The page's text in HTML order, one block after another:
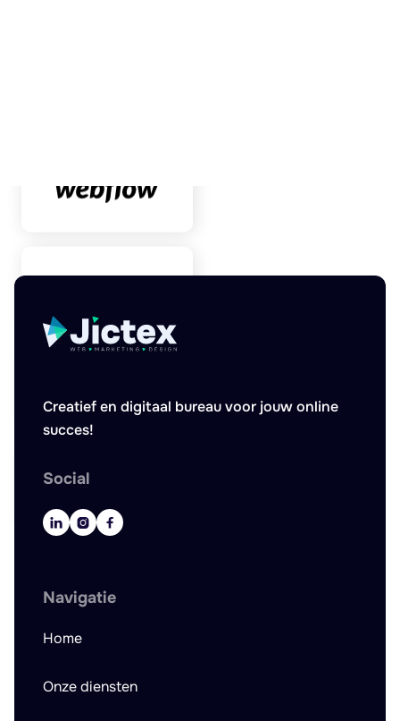
Creatief en digitaal bureau voor jouw online
succes!
Social
  
Navigatie
Home
Onze diensten